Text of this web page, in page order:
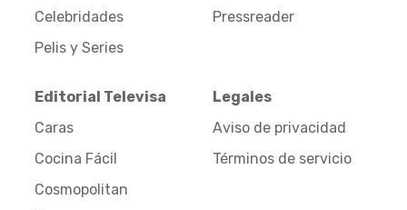
Celebridades
Pelis y Series
Pressreader
Editorial Televisa
Caras
Cocina Fácil
Cosmopolitan
Legales
Aviso de privacidad
Términos de servicio